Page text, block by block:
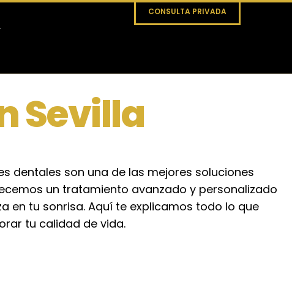
CONSULTA PRIVADA
Sevilla
dentales son una de las mejores soluciones
un tratamiento avanzado y personalizado
en tu sonrisa. Aquí te explicamos todo lo que
tu calidad de vida.